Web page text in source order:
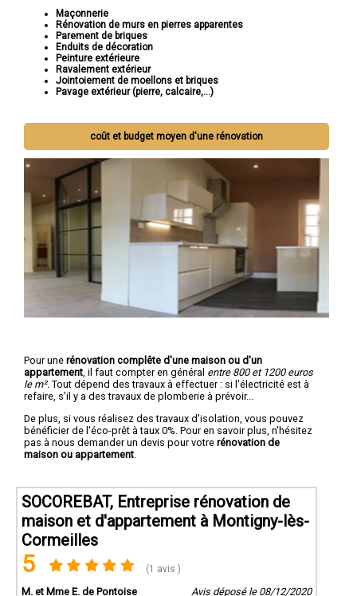
Maçonnerie
Rénovation de murs en pierres apparentes
Parement de briques
Enduits de décoration
Peinture extérieure
Ravalement extérieur
Jointoiement de moellons et briques
Pavage extérieur (pierre, calcaire,...)
coût et budget moyen d'une rénovation
Pour une rénovation complête d'une maison ou d'un
appartement , il faut compter en général entre 800 et 1200 euros
le m². Tout dépend des travaux à effectuer : si l'électricité est à
refaire, s'il y a des travaux de plomberie à prévoir...
De plus, si vous réalisez des travaux d'isolation, vous pouvez
bénéficier de l'éco-prêt à taux 0%. Pour en savoir plus, n'hésitez
pas à nous demander un devis pour votre rénovation de
maison ou appartement
SOCOREBAT, Entreprise rénovation de
maison et d'appartement à Montigny-lès-
Cormeilles
5 (1 avis )
M. et Mme E. de Pontoise Avis déposé le 08/12/2020